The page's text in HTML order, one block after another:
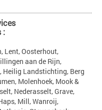
:
Lent, Oosterhout,
aan de Rijn,
Heilig Landstichting, Berg
Molenhoek, Mook &
Nederasselt, Grave,
Mill, Wanroij,